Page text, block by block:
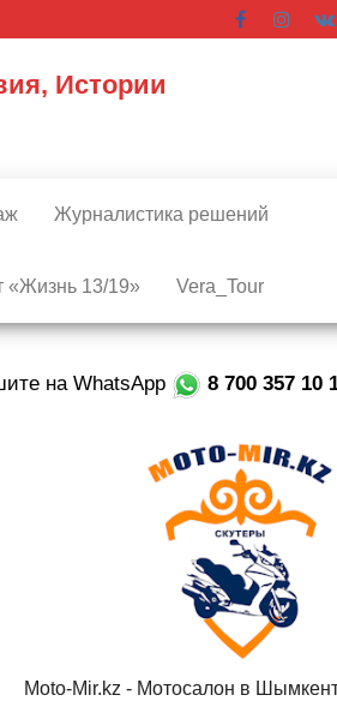
Истории
Журналистика решений
«Жизнь 13/19» Vera_Tour
на WhatsApp 8 700 357 10
Moto-Mir.kz - Мотосалон в